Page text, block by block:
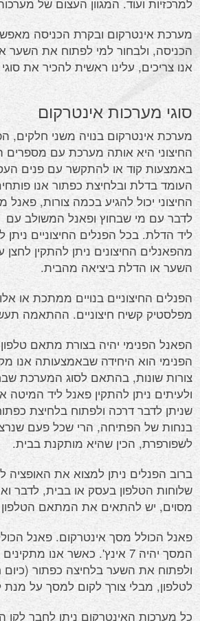
מערכת אינטרקום ובקרת הכניסה
הכניסה, ולבחור למי לפתוח את השער
אנו צריכים, עלינו ראשית להכיר את
סוגי מערכות אינטרקום
מערכת אינטרקום בנויה משני חלקים,
החיצוני היא אותה מערכת עם
באמצעות קוד או להתקשר עם פנים
העומד בדלת ובלחיצת כפתור אנו
החיצוני יכול להגיע בכמה צורות,
לדבר עם מי שבחוץ ופאנל המשולב עם
ליד הדלת. בכל הפנלים החיצוניים
מהפאנלים החיצונים ניתן להתקין
השער או הדלת ביציאה מהבית.
הפנלים החיצוניים בנויים ממתכת או
מפלסטיק קשיח חיצוניים. ההתאמה
הפאנל הפנימי יהיה בצורת מתאם
הפנימי הוא היחידה שבאמצעותה אנו
צורות שונות, בהתאם לסוג המערכת
ולעיתים ניתן להתקין פאנל ליד
שניתן לדבר דרכה ולפתוח בלחיצת
בנחות של הפתיחה, הרי שכל פעם
לשפורפרת, הכין שהיא מותקנת בבית.
ברוב הפנלים ניתן למצוא את
שלוחות הטלפון בעסק או בבית, לדבר
מסוים, יש להתאים את המתאם הטלפון
פאנל הכולל מסך אינטרקום. פאנל
המסך יהיה 7 אינץ'. כאשר
ולפתוח את השער בלחיצה כפתור
לטלפון, מבלי צורך לקום למסך על
כל מערכות האינטרקום ניתן לחבר